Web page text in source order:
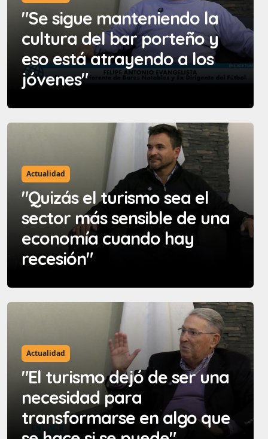
"Se sigue manteniendo la
cultura del bar porteño y
eso está atrayendo a los
jóvenes"
Actualidad
"Quizás el turismo sea el
sector más sensible de una
economía cuando hay
recesión"
Actualidad
"El turismo dejó de ser una
necesidad para
transformarse en algo que